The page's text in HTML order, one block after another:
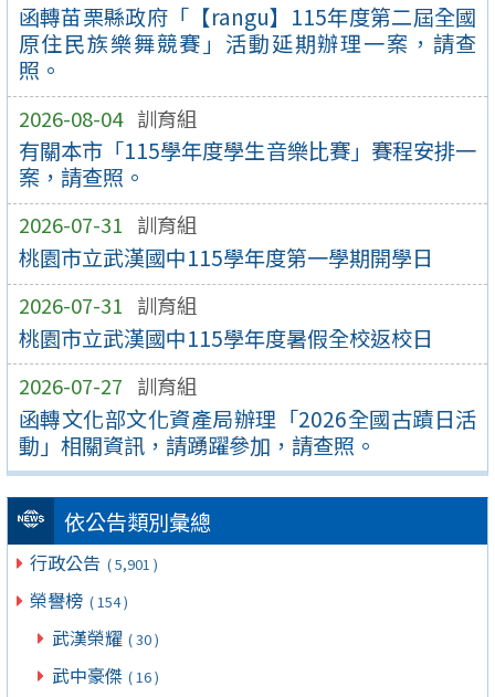
函轉苗栗縣政府「【rangu】115年度第二屆全國
原住民族樂舞競賽」活動延期辦理一案，請查
照。
2026-08-04 訓育組
有關本市「115學年度學生音樂比賽」賽程安排一
案，請查照。
2026-07-31 訓育組
桃園市立武漢國中115學年度第一學期開學日
2026-07-31 訓育組
桃園市立武漢國中115學年度暑假全校返校日
2026-07-27 訓育組
函轉文化部文化資產局辦理「2026全國古蹟日活
動」相關資訊，請踴躍參加，請查照。
依公告類別彙總
行政公告 ( 5,901 )
榮譽榜 ( 154 )
武漢榮耀 ( 30 )
武中豪傑 ( 16 )